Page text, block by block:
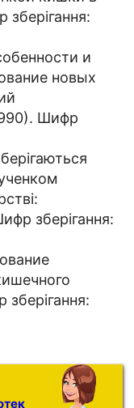
и
новых
Шифр
зберігання: